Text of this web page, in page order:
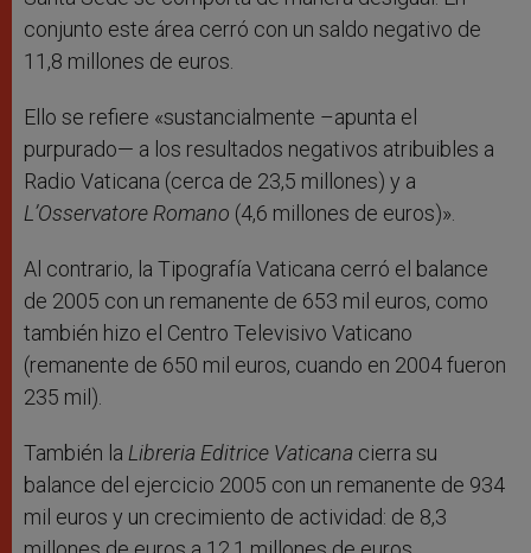
conjunto este área cerró con un saldo negativo de
11,8 millones de euros.
Ello se refiere «sustancialmente –apunta el
purpurado— a los resultados negativos atribuibles a
Radio Vaticana (cerca de 23,5 millones) y a
L’Osservatore Romano (4,6 millones de euros)».
Al contrario, la Tipografía Vaticana cerró el balance
de 2005 con un remanente de 653 mil euros, como
también hizo el Centro Televisivo Vaticano
(remanente de 650 mil euros, cuando en 2004 fueron
235 mil).
También la Libreria Editrice Vaticana cierra su
balance del ejercicio 2005 con un remanente de 934
mil euros y un crecimiento de actividad: de 8,3